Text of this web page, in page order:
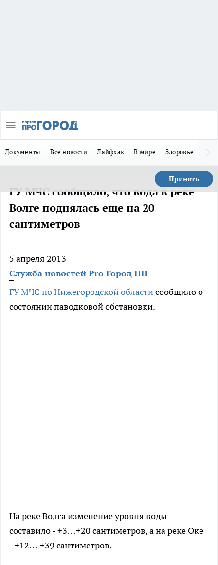
Документы Все новости Лайфхак В мире Здоровье
Принять
ГУ МЧС сообщило, что вода в реке
Волге поднялась еще на 20
сантиметров
5 апреля 2013
Служба новостей Pro Город НН
ГУ МЧС по Нижегородской областисообщило о
состоянии паводковой обстановки.
На реке Волга изменение уровня воды
составило - +3…+20 сантиметров, а на реке Оке
- +12… +39 сантиметров.